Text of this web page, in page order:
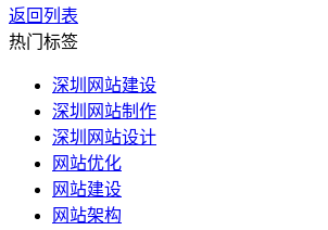
返回列表
热门标签
深圳网站建设
深圳网站制作
深圳网站设计
网站优化
网站建设
网站架构